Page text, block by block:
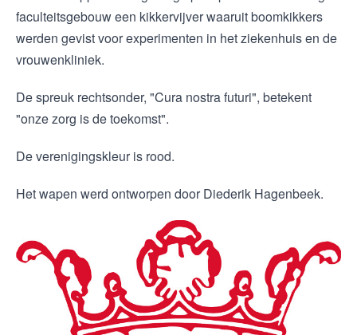
faculteitsgebouw een kikkervijver waaruit boomkikkers
werden gevist voor experimenten in het ziekenhuis en de
vrouwenkliniek.
De spreuk rechtsonder, "Cura nostra futuri", betekent
"onze zorg is de toekomst".
De verenigingskleur is rood.
Het wapen werd ontworpen door Diederik Hagenbeek.